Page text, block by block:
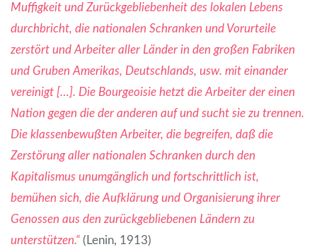
Muffigkeit und Zurückgebliebenheit des lokalen Lebens
durchbricht, die nationalen Schranken und Vorurteile
zerstört und Arbeiter aller Länder in den großen Fabriken
und Gruben Amerikas, Deutschlands, usw. mit einander
vereinigt […]. Die Bourgeoisie hetzt die Arbeiter der einen
Nation gegen die der anderen auf und sucht sie zu trennen.
Die klassenbewußten Arbeiter, die begreifen, daß die
Zerstörung aller nationalen Schranken durch den
Kapitalismus unumgänglich und fortschrittlich ist,
bemühen sich, die Aufklärung und Organisierung ihrer
Genossen aus den zurückgebliebenen Ländern zu
unterstützen.“ (Lenin, 1913)